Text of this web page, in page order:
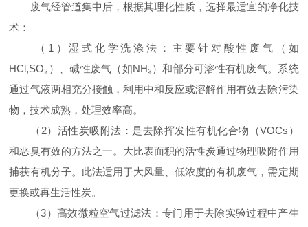
废气经管道集中后，根据其理化性质，选择最适宜的净化技
术：
（1）湿式化学洗涤法：主要针对酸性废气（如
HCl,SO₂）、碱性废气（如NH₃）和部分可溶性有机废气。系统
通过气液两相充分接触，利用中和反应或溶解作用有效去除污染
物，技术成熟，处理效率高。
（2）活性炭吸附法：是去除挥发性有机化合物（VOCs）
和恶臭有效的方法之一。大比表面积的活性炭通过物理吸附作用
捕获有机分子。此法适用于大风量、低浓度的有机废气，需定期
更换或再生活性炭。
（3）高效微粒空气过滤法：专门用于去除实验过程中产生